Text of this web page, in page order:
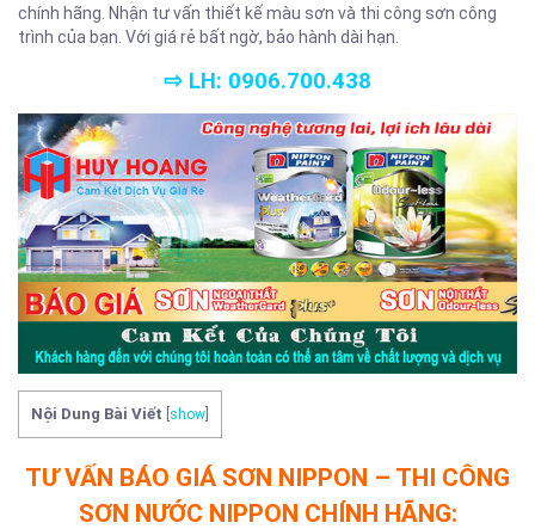
chính hãng. Nhận tư vấn thiết kế màu sơn và thi công sơn công
trình của bạn. Với giá rẻ bất ngờ, bảo hành dài hạn.
⇨ LH: 0906.700.438
Nội Dung Bài Viết show
TƯ VẤN BÁO GIÁ SƠN NIPPON – THI CÔNG
SƠN NƯỚC NIPPON CHÍNH HÃNG: